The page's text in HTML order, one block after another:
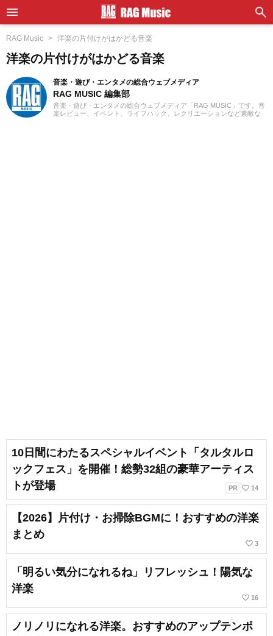
RAG Music 洋楽の片付けがはかどる音楽
洋楽の片付けがはかどる音楽
音楽・遊び・エンタメの総合ウェブメディア
RAG MUSIC 編集部
音楽・遊び・エンタメの総合ウェブメディア「RAG MUSIC」です。音
楽レビュー、イベント、ライフハック、レクリエーションなど素敵な
10日間にわたるスペシャルイベント「タルタルロ
ックフェス」を開催！総勢32組の豪華アーティス
トが登場
PR favorite_border 14
【2026】片付け・お掃除BGMに！おすすめの洋楽
まとめ
favorite_border 3
「明るい気分になれるね」リフレッシュ！陽気な
洋楽
favorite_border 16
ノリノリになれる洋楽。おすすめのアップテンポ